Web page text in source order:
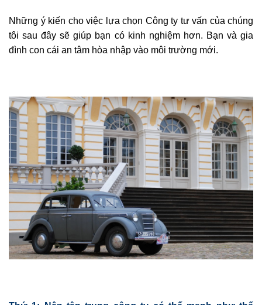
Những ý kiến cho việc lựa chọn Công ty tư vấn của chúng
tôi sau đây sẽ giúp bạn có kinh nghiệm hơn. Bạn và gia
đình con cái an tâm hòa nhập vào môi trường mới.